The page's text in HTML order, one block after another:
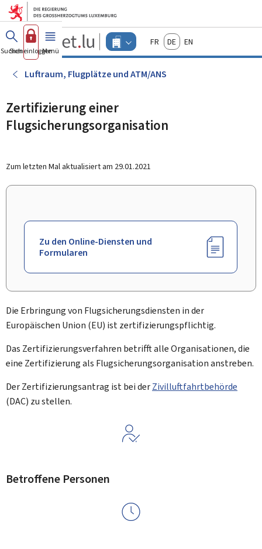
Zum Hauptmenü
Zum Inhalt
Guichet.lu
Changer
d'espace
Menu
FrançaisDeutschEnglish
Suchen
Sich einloggen
Menü Haupt-
Luftraum, Flugplätze und ATM/ANS
Zertifizierung einer
Flugsicherungsorganisation
Zum letzten Mal aktualisiert am 29.01.2021
Zu den Online-Diensten und
Formularen
Die Erbringung von Flugsicherungsdiensten in der
Europäischen Union (EU) ist zertifizierungspflichtig.
Das Zertifizierungsverfahren betrifft alle Organisationen, die
eine Zertifizierung als Flugsicherungsorganisation anstreben.
Der Zertifizierungsantrag ist bei derZivilluftfahrtbehörde
(DAC) zu stellen.
Betroffene Personen